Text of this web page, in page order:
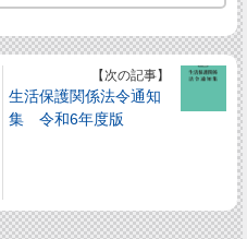
【次の記事】
生活保護関係法令通知
集 令和6年度版